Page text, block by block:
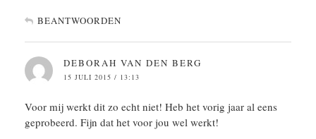
BEANTWOORDEN
DEBORAH VAN DEN BERG
15 JULI 2015 / 13:13
Voor mij werkt dit zo echt niet! Heb het vorig jaar al eens
geprobeerd. Fijn dat het voor jou wel werkt!